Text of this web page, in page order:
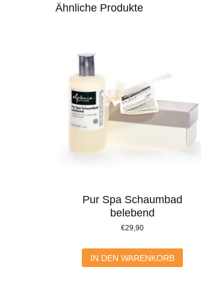
Ähnliche Produkte
Pur Spa Schaumbad
belebend
€29,90
IN DEN WARENKORB